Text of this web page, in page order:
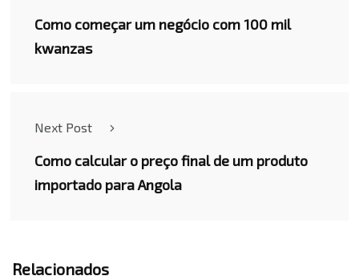
Como começar um negócio com 100 mil
kwanzas
Next Post
Como calcular o preço final de um produto
importado para Angola
Relacionados